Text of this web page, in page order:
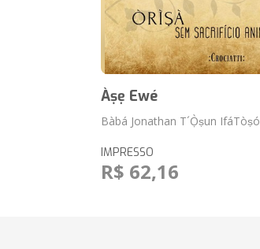
Àṣẹ Ewé
Bàbá Jonathan T´Ọ̀ṣun IfáTòṣó
IMPRESSO
R$ 62,16